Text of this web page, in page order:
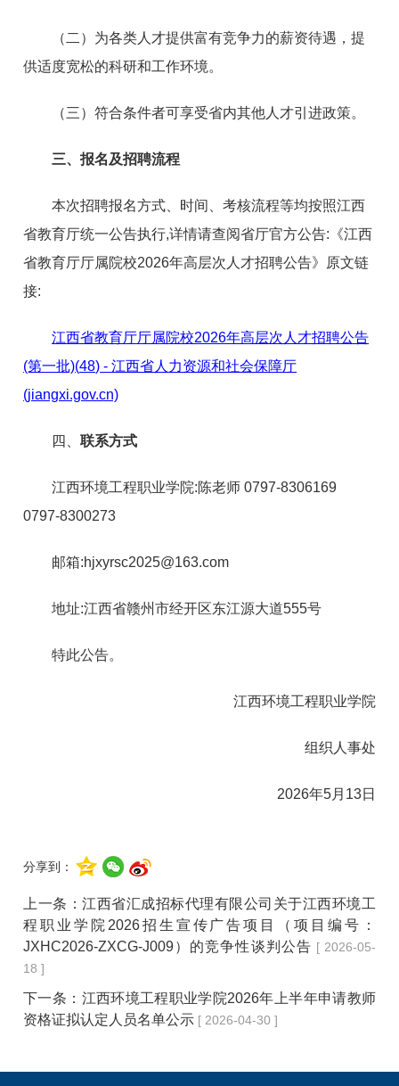
（二）为各类人才提供富有竞争力的薪资待遇，提
供适度宽松的科研和工作环境。
（三）符合条件者可享受省内其他人才引进政策。
三、报名及招聘流程
本次招聘报名方式、时间、考核流程等均按照江西
省教育厅统一公告执行,详情请查阅省厅官方公告:《江西
省教育厅厅属院校2026年高层次人才招聘公告》原文链
接:
江西省教育厅厅属院校2026年高层次人才招聘公告
(第一批)(48) - 江西省人力资源和社会保障厅
(jiangxi.gov.cn)
四、联系方式
江西环境工程职业学院:陈老师 0797-8306169
0797-8300273
邮箱:hjxyrsc2025@163.com
地址:江西省赣州市经开区东江源大道555号
特此公告。
江西环境工程职业学院
组织人事处
2026年5月13日
分享到：
上一条：江西省汇成招标代理有限公司关于江西环境工
程职业学院2026招生宣传广告项目（项目编号：
JXHC2026-ZXCG-J009）的竞争性谈判公告 [ 2026-05-
18 ]
下一条： 江西环境工程职业学院2026年上半年申请教师
资格证拟认定人员名单公示 [ 2026-04-30 ]